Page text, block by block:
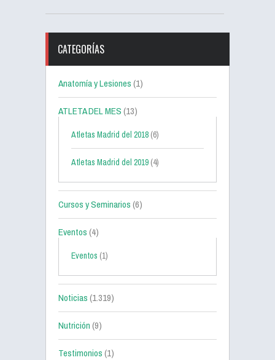
CATEGORÍAS
Anatomía y Lesiones(1)
ATLETA DEL MES(13)
Atletas Madrid del 2018 (6)
Atletas Madrid del 2019 (4)
Cursos y Seminarios(6)
Eventos(4)
Eventos (1)
Noticias(1.319)
Nutrición(9)
Testimonios(1)